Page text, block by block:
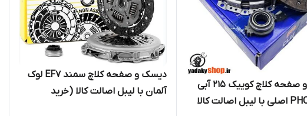
دیسک و صفحه کلاچ کوییک 215 آبی
PHC Valeo اصلی با لیبل اصالت کالا
دیسک و صفحه کلاچ سمند EF7 لوک
آلمان با لیبل اصالت کالا (خرید